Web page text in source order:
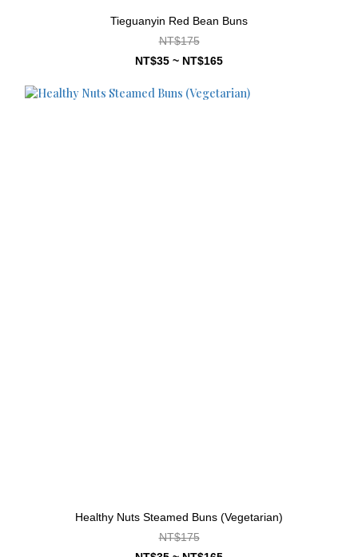
Tieguanyin Red Bean Buns
NT$175
NT$35 ~ NT$165
Healthy Nuts Steamed Buns (Vegetarian)
NT$175